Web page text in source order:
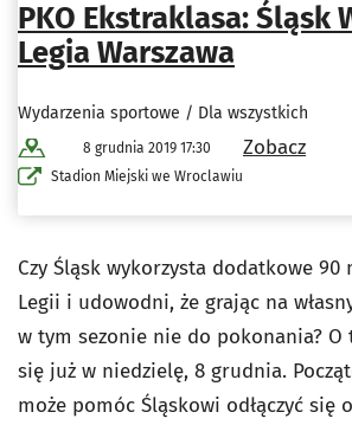
PKO Ekstraklasa: Śląsk
Legia Warszawa
Wydarzenia sportowe / Dla wszystkich
8 grudnia 2019 17:30
Stadion Miejski we Wroclawiu
Zobacz
Czy Śląsk wykorzysta dodatkowe
Legii i udowodni, że grając na
w tym sezonie nie do pokonania? O
się już w niedzielę, 8 grudnia.
może pomóc Śląskowi odłączyć się